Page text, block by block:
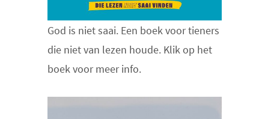
God is niet saai. Een boek voor tieners
die niet van lezen houde. Klik op het
boek voor meer info.